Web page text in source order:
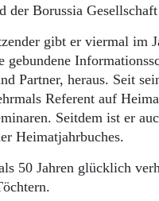
der Borussia
gibt er viermal im
gebundene
Partner, heraus. Seit
Referent auf
Seitdem ist er
Heimatjahrbuches.
50 Jahren glücklich